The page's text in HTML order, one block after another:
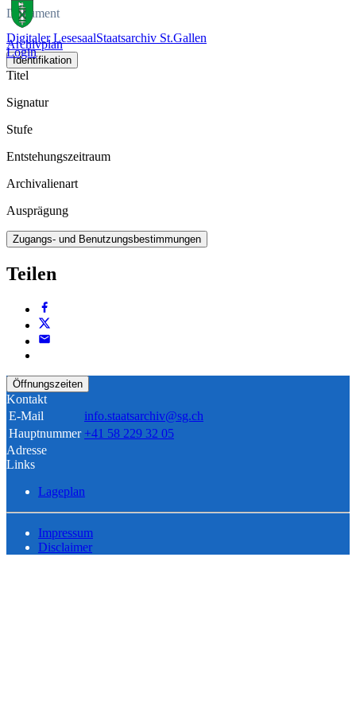
Digitaler LesesaalStaatsarchiv St.Gallen
Login
Dokument
Archivplan
Identifikation
Titel
Signatur
Stufe
Entstehungszeitraum
Archivalienart
Ausprägung
Zugangs- und Benutzungsbestimmungen
Teilen
Öffnungszeiten
Kontakt
E-Mail
info.staatsarchiv@sg.ch
Hauptnummer +41 58 229 32 05
Adresse
Links
Lageplan
Impressum
Disclaimer